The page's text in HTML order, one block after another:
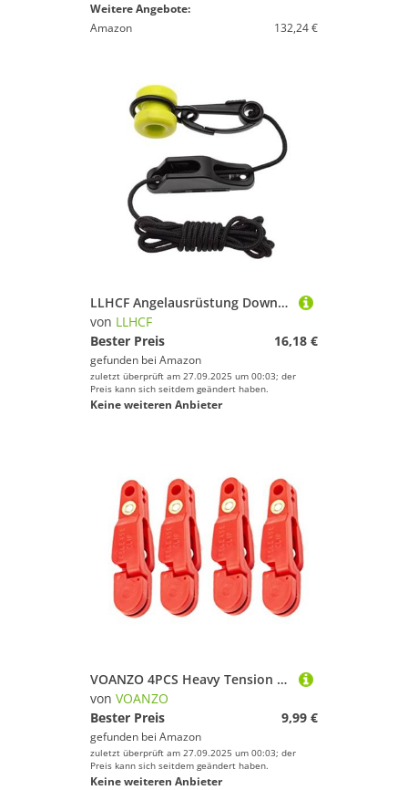
Weitere Angebote:
Amazon
132,24 €
LLHCF Angelausrüstung Downrigger Zubehör Set Downrigger Weight Retriever für Schleppen und Meeresangeln Professionelles Schleppgerät
von LLHCF
Bester Preis
16,18 €
gefunden bei Amazon
zuletzt überprüft am 27.09.2025 um 00:03; der
Preis kann sich seitdem geändert haben.
Keine weiteren Anbieter
VOANZO 4PCS Heavy Tension Snap Release Clips für Kites Planer Board Downrigger Trolling Fishing (rot)
von VOANZO
Bester Preis
9,99 €
gefunden bei Amazon
zuletzt überprüft am 27.09.2025 um 00:03; der
Preis kann sich seitdem geändert haben.
Keine weiteren Anbieter